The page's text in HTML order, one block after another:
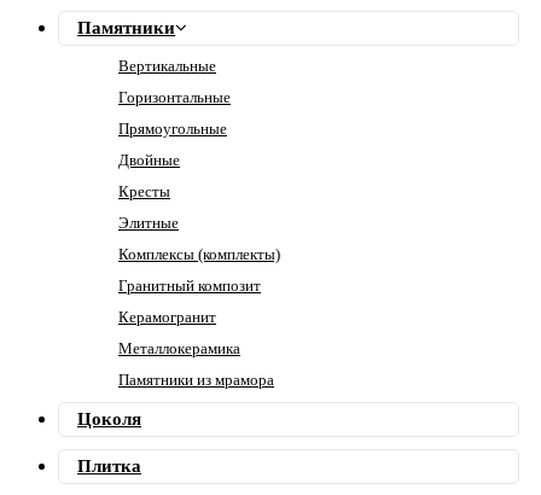
Памятники
Вертикальные
Горизонтальные
Прямоугольные
Двойные
Кресты
Элитные
Комплексы (комплекты)
Гранитный композит
Керамогранит
Металлокерамика
Памятники из мрамора
Цоколя
Плитка